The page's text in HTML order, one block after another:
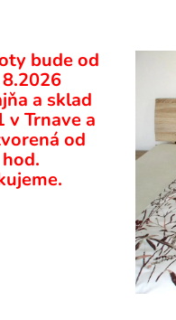
bude od
a sklad
v Trnave a
od